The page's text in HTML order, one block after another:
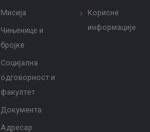
Мисија
Чињенице и
бројке
Социјална
одговорност и
факултет
Документа
Адресар
Корисне
информације